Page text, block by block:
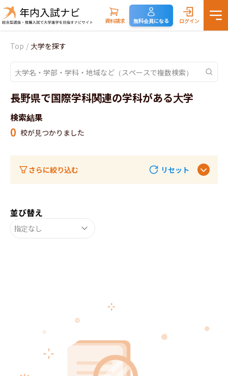
資料請求 無料会員になる ログイン
Top / 大学を探す
長野県で国際学科関連の学科がある大学
検索結果
0 校が見つかりました
さらに絞り込む リセット
並び替え
指定なし